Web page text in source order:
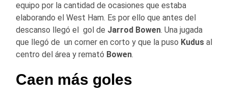
equipo por la cantidad de ocasiones que estaba
elaborando el West Ham. Es por ello que antes del
descanso llegó el gol de Jarrod Bowen. Una jugada
que llegó de un corner en corto y que la puso Kudus al
centro del área y remató Bowen.
Caen más goles